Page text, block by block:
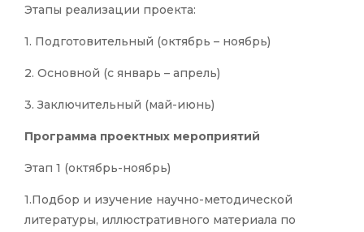
Этапы реализации проекта:
1. Подготовительный (октябрь – ноябрь)
2. Основной (с январь – апрель)
3. Заключительный (май-июнь)
Программа проектных мероприятий
Этап 1 (октябрь-ноябрь)
1.Подбор и изучение научно-методической
литературы, иллюстративного материала по